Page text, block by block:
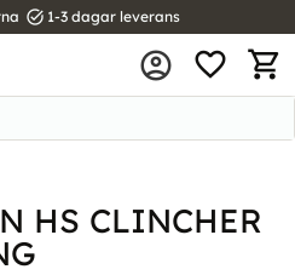
task_alt 1-3 dagar leverans
HS CLINCHER